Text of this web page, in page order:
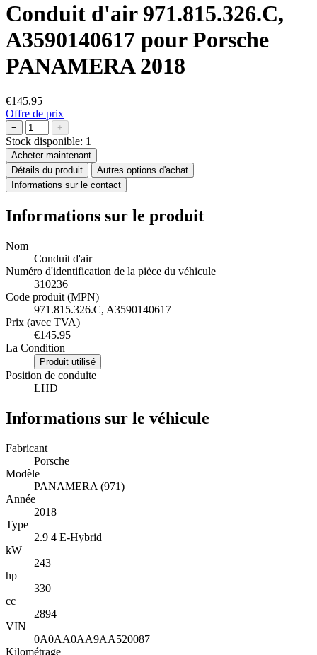
Conduit d'air 971.815.326.C,
A3590140617 pour Porsche
PANAMERA 2018
€145.95
Offre de prix
− +
Stock disponible: 1
Acheter maintenant
Détails du produit
Autres options d'achat
Informations sur le contact
Informations sur le produit
Nom
Conduit d'air
Numéro d'identification de la pièce du véhicule
310236
Code produit (MPN)
971.815.326.C, A3590140617
Prix (avec TVA)
€145.95
La Condition
Produit utilisé
Position de conduite
LHD
Informations sur le véhicule
Fabricant
Porsche
Modèle
PANAMERA (971)
Année
2018
Type
2.9 4 E-Hybrid
kW
243
hp
330
cc
2894
VIN
0A0AA0AA9AA520087
Kilométrage